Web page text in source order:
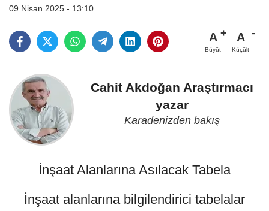
09 Nisan 2025 - 13:10
A
Büyüt
A
Küçült
Cahit Akdoğan Araştırmacı
yazar
Karadenizden bakış
İnşaat Alanlarına Asılacak Tabela
İnşaat alanlarına bilgilendirici tabelalar